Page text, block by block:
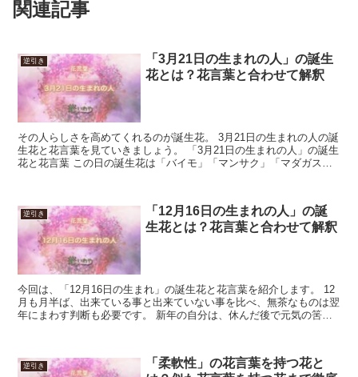
関連記事
逆引き
「3月21日の生まれの人」の誕生
花とは？花言葉と合わせて解釈
その人らしさを高めてくれるのが誕生花。 3月21日の生まれの人の誕
生花と花言葉を見ていきましょう。 「3月21日の生まれの人」の誕生
花と花言葉 この日の誕生花は「バイモ」「マンサク」「マダガスカ
逆引き
「12月16日の生まれの人」の誕
生花とは？花言葉と合わせて解釈
今回は、「12月16日の生まれ」の誕生花と花言葉を紹介します。 12
月も月半ば、出来ている事と出来ていない事を比べ、無茶なものは翌
年にまわす判断も必要です。 新年の自分は、休んだ後で元気の筈で
逆引き
「柔軟性」の花言葉を持つ花と